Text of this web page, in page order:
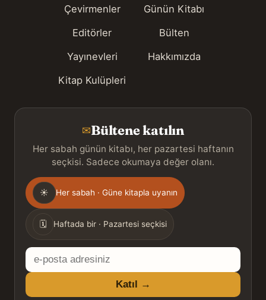
Çevirmenler
Editörler
Yayınevleri
Kitap Kulüpleri
Günün Kitabı
Bülten
Hakkımızda
✉Bültene katılın
Her sabah günün kitabı, her pazartesi haftanın
seçkisi. Sadece okumaya değer olanı.
Gönderim
sıklığı
☀ Her sabah · Güne kitapla uyanın
🗓 Haftada bir · Pazartesi seçkisi
E-
posta
adresiniz
Katıl →